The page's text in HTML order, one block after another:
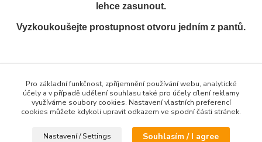
lehce zasunout.
Vyzkoukoušejte prostupnost otvoru jedním z pantů.
špendlík, kerým kývavým pohybem otvor pro pant
"roztáhnu".
Pro základní funkčnost, zpříjemnění používání webu, analytické
účely a v případě udělení souhlasu také pro účely cílení reklamy
využíváme soubory cookies. Nastavení vlastních preferencí
cookies můžete kdykoli upravit odkazem ve spodní části stránek.
Nastavení / Settings Souhlasím / I agree